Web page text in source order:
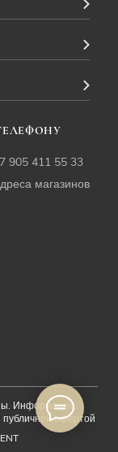
905 411 55 33
магазинов
Информация,
офертой